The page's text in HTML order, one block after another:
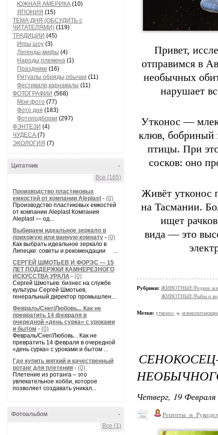
ЮЖНАЯ АМЕРИКА (10)
ЯПОНИЯ (15)
ТЕМА ДНЯ (ОБСУДИТЬ с
ЧИТАТЕЛЯМИ) (119)
ТРАДИЦИИ (45)
Игры,шоу (3)
Легенды,мифы (4)
Народы,племена (1)
Праздники (16)
Ритуалы,обряды,обычаи (11)
Фестивали,карнавалы (11)
ФОТОГРАФИИ (568)
Мои фото (77)
Фото дня (183)
Фотоподборки (297)
ФЭНТЕЗИ (4)
ЧУДЕСА (7)
ЭКОЛОГИЯ (7)
-
Цитатник
Все (165)
Производство пластиковых
емкостей от компании Aleplast - (0)
Производство пластиковых емкостей
от компании Aleplast Компания
Aleplast — од...
Выбираем идеальное зеркало в
прихожую или ванную комнату - (0)
Как выбрать идеальное зеркало в
Липецке: советы и рекомендации ...
СЕРГЕЙ ШМОТЬЕВ И ФОРЭС — 15
ЛЕТ ПОДДЕРЖКИ КАМНЕРЕЗНОГО
ИСКУССТВА УРАЛА - (0)
Сергей Шмотьев: бизнес на службе
культуры Сергей Шмотьев,
генеральный директор промышлен...
Февраль/Снег/Любовь... Как не
превратить 14 февраля в
очередной «день сурка» с уроками
и бытом - (0)
Февраль/Снег/Любовь... Как не
превратить 14 февраля в очередной
«день сурка» с уроками и бытом ...
Где купить мягкий и качественный
ротанг для плетения - (0)
Плетение из ротанга – это
увлекательное хобби, которое
позволяет создавать уникал...
-
Фотоальбом
Все (1)
Привет,
отправимся в
необычных
нарушает
Утконос —
клюв, бобриный
птицы. При
сосков: оно
Живёт утконос
на Тасмании.
ищет
вида — это
Рубрики: ЖИВОТНЫЕ/Редкие
ЖИВОТНЫЕ/Рыбы и
Метки: утконос
Четверг, 19